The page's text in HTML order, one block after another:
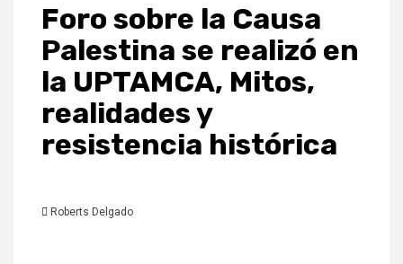
Foro sobre la Causa
Palestina se realizó en
la UPTAMCA, Mitos,
realidades y
resistencia histórica
Roberts Delgado